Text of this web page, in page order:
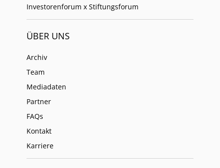
Investorenforum x Stiftungsforum
ÜBER UNS
Archiv
Team
Mediadaten
Partner
FAQs
Kontakt
Karriere